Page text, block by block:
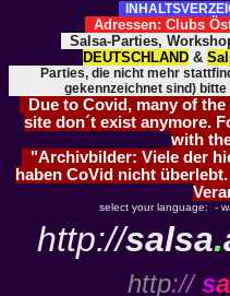
Adressen: Clubs
Salsa-Parties,
DEUTSCHLAND &
Parties, die nicht mehr
gekennzeichnet sind)
Due to Covid, many of
site don´t exist anymore.
with
"Archivbilder: Viele der
haben CoVid nicht
select your language: -
http://salsa.
http:// sa